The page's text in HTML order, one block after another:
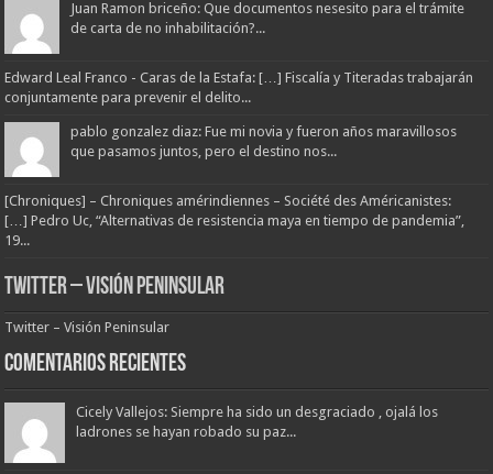
Juan Ramon briceño: Que documentos nesesito para el trámite
de carta de no inhabilitación?...
Edward Leal Franco - Caras de la Estafa: […] Fiscalía y Titeradas trabajarán
conjuntamente para prevenir el delito...
pablo gonzalez diaz: Fue mi novia y fueron años maravillosos
que pasamos juntos, pero el destino nos...
[Chroniques] – Chroniques amérindiennes – Société des Américanistes:
[…] Pedro Uc, “Alternativas de resistencia maya en tiempo de pandemia”,
19...
Twitter – Visión Peninsular
Twitter – Visión Peninsular
Comentarios Recientes
Cicely Vallejos: Siempre ha sido un desgraciado , ojalá los
ladrones se hayan robado su paz...